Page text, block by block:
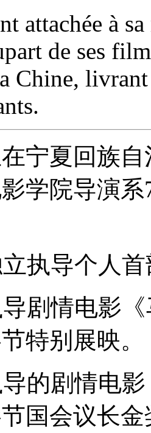
attachée à
de ses
Chine, livrant
宁夏回族
学院导演
执导个人
剧情电影
特别展映。
的剧情电
国会议长金